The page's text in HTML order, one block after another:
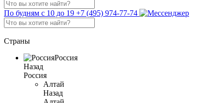
По будням с 10 до 19 +7 (495) 974-77-74
Страны
Россия
Назад
Россия
Алтай
Назад